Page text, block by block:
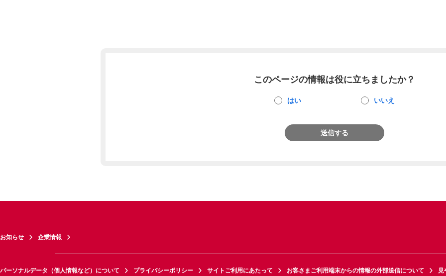
このページの情報は役に立ちましたか？
はい いいえ
送信する
お知らせ 企業情報
パーソナルデータ（個人情報など）について プライバシーポリシー サイトご利用にあたって お客さまご利用端末からの情報の外部送信について 見